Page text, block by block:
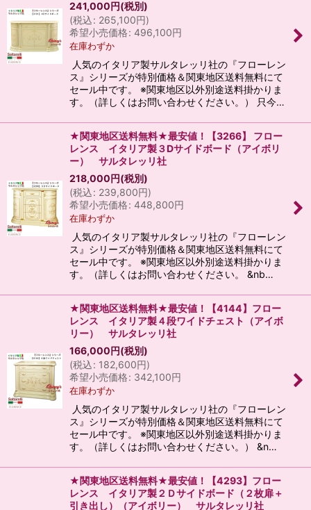
241,000円(税別)
(税込: 265,100円)
希望小売価格: 496,100円
在庫わずか
人気のイタリア製サルタレッリ社の『フローレン
ス』シリーズが特別価格＆関東地区送料無料にて
セール中です。 ※関東地区以外別途送料掛かりま
す。（詳しくはお問い合わせください。） 只今…
★関東地区送料無料★最安値！【3266】 フロー
レンス イタリア製３Dサイドボード（アイボリ
ー） サルタレッリ社
218,000円(税別)
(税込: 239,800円)
希望小売価格: 448,800円
在庫わずか
人気のイタリア製サルタレッリ社の『フローレン
ス』シリーズが特別価格＆関東地区送料無料にて
セール中です。 ※関東地区以外別途送料掛かりま
す。（詳しくはお問い合わせください。 &nb…
★関東地区送料無料★最安値！【4144】フロー
レンス イタリア製４段ワイドチェスト（アイボ
リー） サルタレッリ社
166,000円(税別)
(税込: 182,600円)
希望小売価格: 342,100円
在庫わずか
人気のイタリア製サルタレッリ社の『フローレン
ス』シリーズが特別価格＆関東地区送料無料にて
セール中です。 ※関東地区以外別途送料掛かりま
す。（詳しくはお問い合わせください。） &n…
★関東地区送料無料★最安値！【4293】フロー
レンス イタリア製２Ｄサイドボード（２枚扉＋
引き出し）（アイボリー） サルタレッリ社